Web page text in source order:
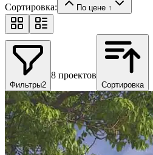
Сортировка: По цене ↑
Фильтры2
8 проектов
Сортировка